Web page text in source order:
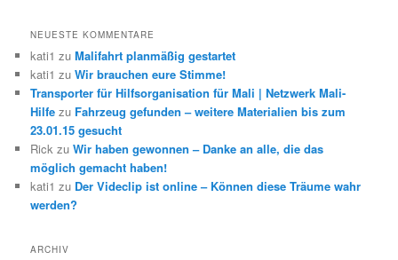
NEUESTE KOMMENTARE
kati1 zuMalifahrt planmäßig gestartet
kati1 zuWir brauchen eure Stimme!
Transporter für Hilfsorganisation für Mali | Netzwerk Mali-
Hilfe zu Fahrzeug gefunden – weitere Materialien bis zum
23.01.15 gesucht
Rick zuWir haben gewonnen – Danke an alle, die das
möglich gemacht haben!
kati1 zu Der Videclip ist online – Können diese Träume wahr
werden?
ARCHIV